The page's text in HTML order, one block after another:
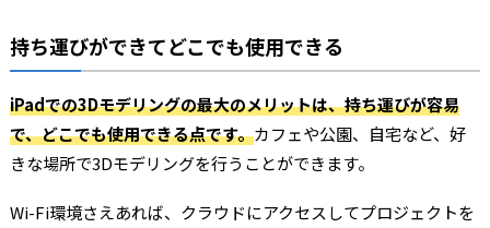
持ち運びができてどこでも使用できる
iPadでの3Dモデリングの最大のメリットは、持ち運びが容易
で、どこでも使用できる点です。カフェや公園、自宅など、好
きな場所で3Dモデリングを行うことができます。
Wi-Fi環境さえあれば、クラウドにアクセスしてプロジェクトを